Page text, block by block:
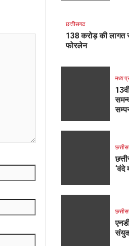
छत्तीसगढ
138 करोड़ की लागत
फोरलेन
मध्य
‘वंदे